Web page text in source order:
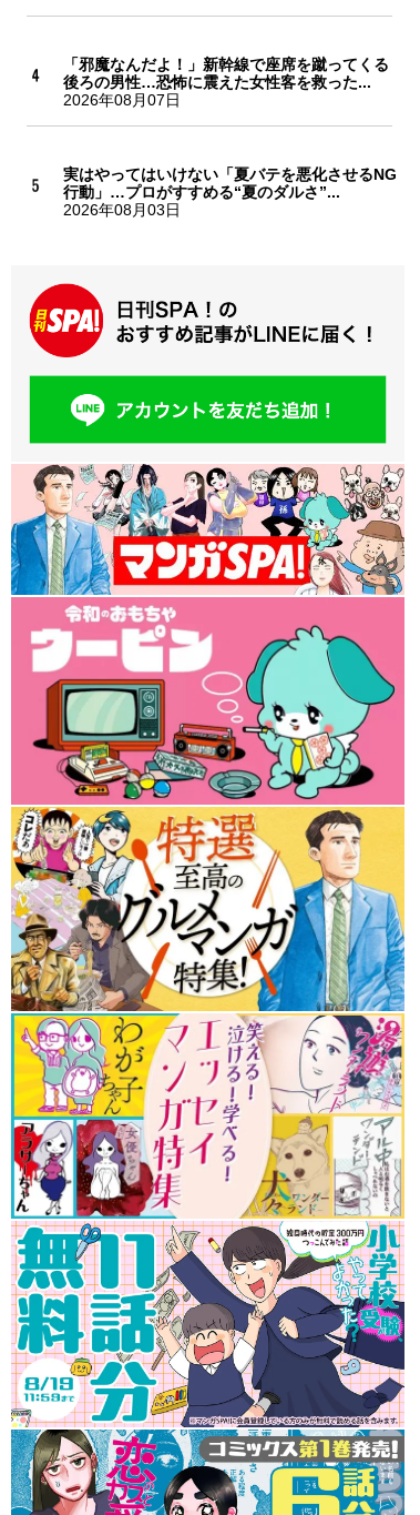
「邪魔なんだよ！」新幹線で座席を蹴ってくる
後ろの男性…恐怖に震えた女性客を救った...
2026年08月07日
実はやってはいけない「夏バテを悪化させるNG
行動」…プロがすすめる“夏のダルさ”...
2026年08月03日